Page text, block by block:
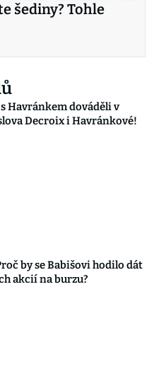
šediny? Tohle
Havránkem dováděli v
Decroix i Havránkové!
by se Babišovi hodilo dát
akcií na burzu?